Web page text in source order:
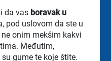
da vas boravak u
pod uslovom da ste u
onim mekšim kakvi
Međutim,
gume te koje štite.